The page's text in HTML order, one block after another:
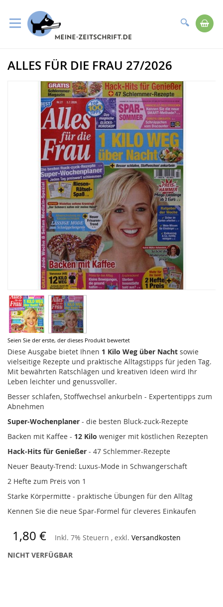
Suche
zum
Inhalt
Seien Sie der erste, der dieses Produkt bewertet
Diese Ausgabe bietet Ihnen 1 Kilo Weg über Nacht sowie
vielseitige Rezepte und praktische Alltagstipps für jeden Tag.
Mit bewährten Ratschlägen und kreativen Ideen wird Ihr
Leben leichter und genussvoller.
Besser schlafen, Stoffwechsel ankurbeln - Expertentipps zum
Abnehmen
Super-Wochenplaner - die besten Bluck-zuck-Rezepte
Backen mit Kaffee - 12 Kilo weniger mit köstlichen Rezepten
Hack-Hits für Genießer - 47 Schlemmer-Rezepte
Neuer Beauty-Trend: Luxus-Mode in Schwangerschaft
2 Hefte zum Preis von 1
Starke Körpermitte - praktische Übungen für den Alltag
Kennen Sie die neue Spar-Formel für cleveres Einkaufen
1,80 € Inkl. 7% Steuern , exkl. Versandkosten
NICHT VERFÜGBAR
Zum
Bildergalerie
ALLES FÜR DIE FRAU 27/2026
Zum
Anfang
der
Bildergalerie
springen